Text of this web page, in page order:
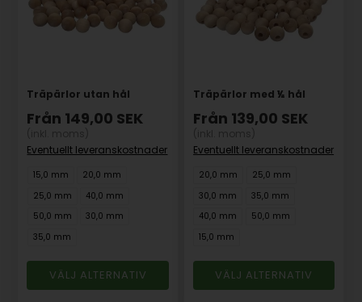
Träpärlor utan hål
Från 149,00 SEK
Eventuellt leveranskostnader
15,0 mm
20,0 mm
25,0 mm
40,0 mm
50,0 mm
30,0 mm
35,0 mm
VÄLJ ALTERNATIV
Träpärlor med ½ hål
Från 139,00 SEK
Eventuellt leveranskostnader
20,0 mm
25,0 mm
30,0 mm
35,0 mm
40,0 mm
50,0 mm
15,0 mm
VÄLJ ALTERNATIV